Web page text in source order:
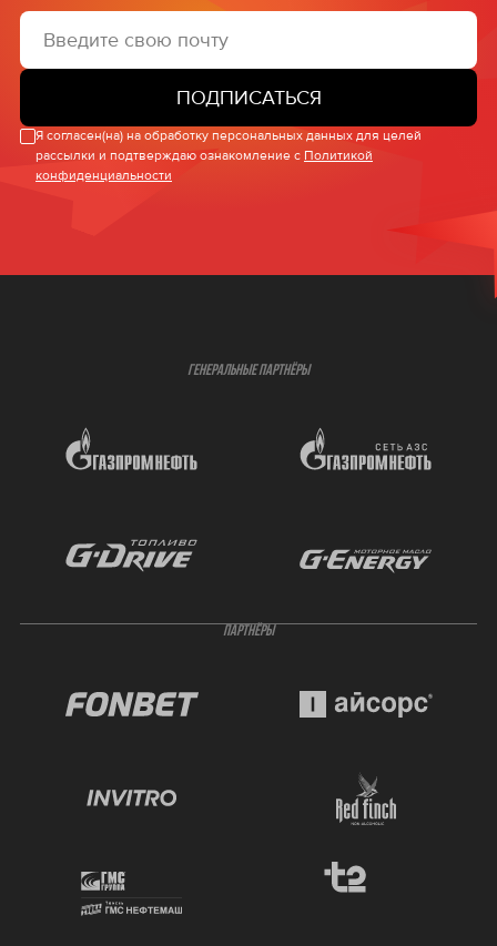
ПОДПИСАТЬСЯ
Я согласен(на) на обработку персональных данных для целей
рассылки и подтверждаю ознакомление с Политикой
конфиденциальности
ГЕНЕРАЛЬНЫЕ ПАРТНЁРЫ
ПАРТНЁРЫ